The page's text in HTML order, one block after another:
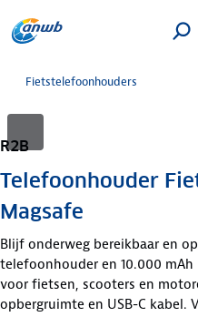
Fietstelefoonhouders
R2B
Telefoonhouder
Magsafe
Blijf onderweg bereikbaar en
telefoonhouder en 10.000
voor fietsen, scooters en
opbergruimte en USB-C kabel.